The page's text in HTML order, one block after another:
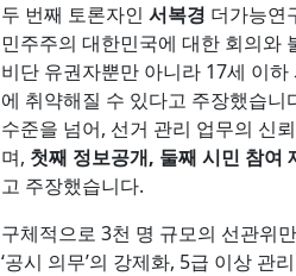
두 번째 토론자인 서복경 더가능연
민주주의 대한민국에 대한 회의와
비단 유권자뿐만 아니라 17세 이
에 취약해질 수 있다고 주장했습
수준을 넘어, 선거 관리 업무의 신
며, 첫째 정보공개, 둘째 시민 참여
고 주장했습니다.
구체적으로 3천 명 규모의 선관위
‘공시 의무’의 강제화, 5급 이상 관